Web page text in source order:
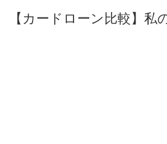
【カードローン比較】私